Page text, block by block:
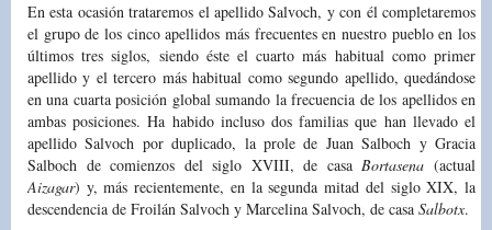
En esta ocasión trataremos el apellido Salvoch, y con él completaremos
el grupo de los cinco apellidos más frecuentes en nuestro pueblo en los
últimos tres siglos, siendo éste el cuarto más habitual como primer
apellido y el tercero más habitual como segundo apellido, quedándose
en una cuarta posición global sumando la frecuencia de los apellidos en
ambas posiciones. Ha habido incluso dos familias que han llevado el
apellido Salvoch por duplicado, la prole de Juan Salboch y Gracia
Salboch de comienzos del siglo XVIII, de casaBortasena(actual
Aizagar) y, más recientemente, en la segunda mitad del siglo XIX, la
descendencia de Froilán Salvoch y Marcelina Salvoch, de casa Salbotx.